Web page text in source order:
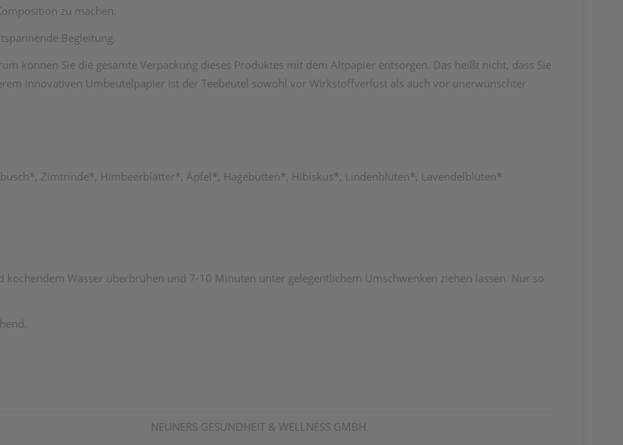
zu machen.
Begleitung.
können Sie die gesamte Verpackung dieses Produktes mit dem Altpapier entsorgen. Das heißt nicht, dass Sie
innovativen Umbeutelpapier ist der Teebeutel sowohl vor Wirkstoffverlust als auch vor unerwünschter
Zimtrinde*, Himbeerblätter*, Äpfel*, Hagebutten*, Hibiskus*, Lindenblüten*, Lavendelblüten*
Wasser überbrühen und 7-10 Minuten unter gelegentlichem Umschwenken ziehen lassen. Nur so
NEUNERS GESUNDHEIT & WELLNESS GMBH